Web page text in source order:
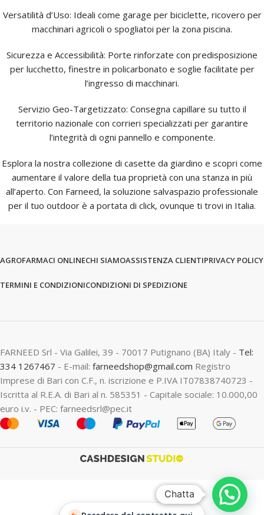
Versatilità d’Uso: Ideali come garage per biciclette, ricovero per
macchinari agricoli o spogliatoi per la zona piscina.
Sicurezza e Accessibilità: Porte rinforzate con predisposizione
per lucchetto, finestre in policarbonato e soglie facilitate per
l’ingresso di macchinari.
Servizio Geo-Targetizzato: Consegna capillare su tutto il
territorio nazionale con corrieri specializzati per garantire
l’integrità di ogni pannello e componente.
Esplora la nostra collezione di casette da giardino e scopri come
aumentare il valore della tua proprietà con una stanza in più
all’aperto. Con Farneed, la soluzione salvaspazio professionale
per il tuo outdoor è a portata di click, ovunque ti trovi in Italia.
AGROFARMACI ONLINECHI SIAMOASSISTENZA CLIENTIPRIVACY POLICY
TERMINI E CONDIZIONICONDIZIONI DI SPEDIZIONE
FARNEED Srl - Via Galilei, 39 - 70017 Putignano (BA) Italy - Tel:
334 1267467 - E-mail: farneedshop@gmail.com Registro
Imprese di Bari con C.F., n. iscrizione e P.IVA IT07838740723 -
Iscritta al R.E.A. di Bari al n. 585351 - Capitale sociale: 10.000,00
euro i.v. - PEC: farneedsrl@pec.it
Chatta